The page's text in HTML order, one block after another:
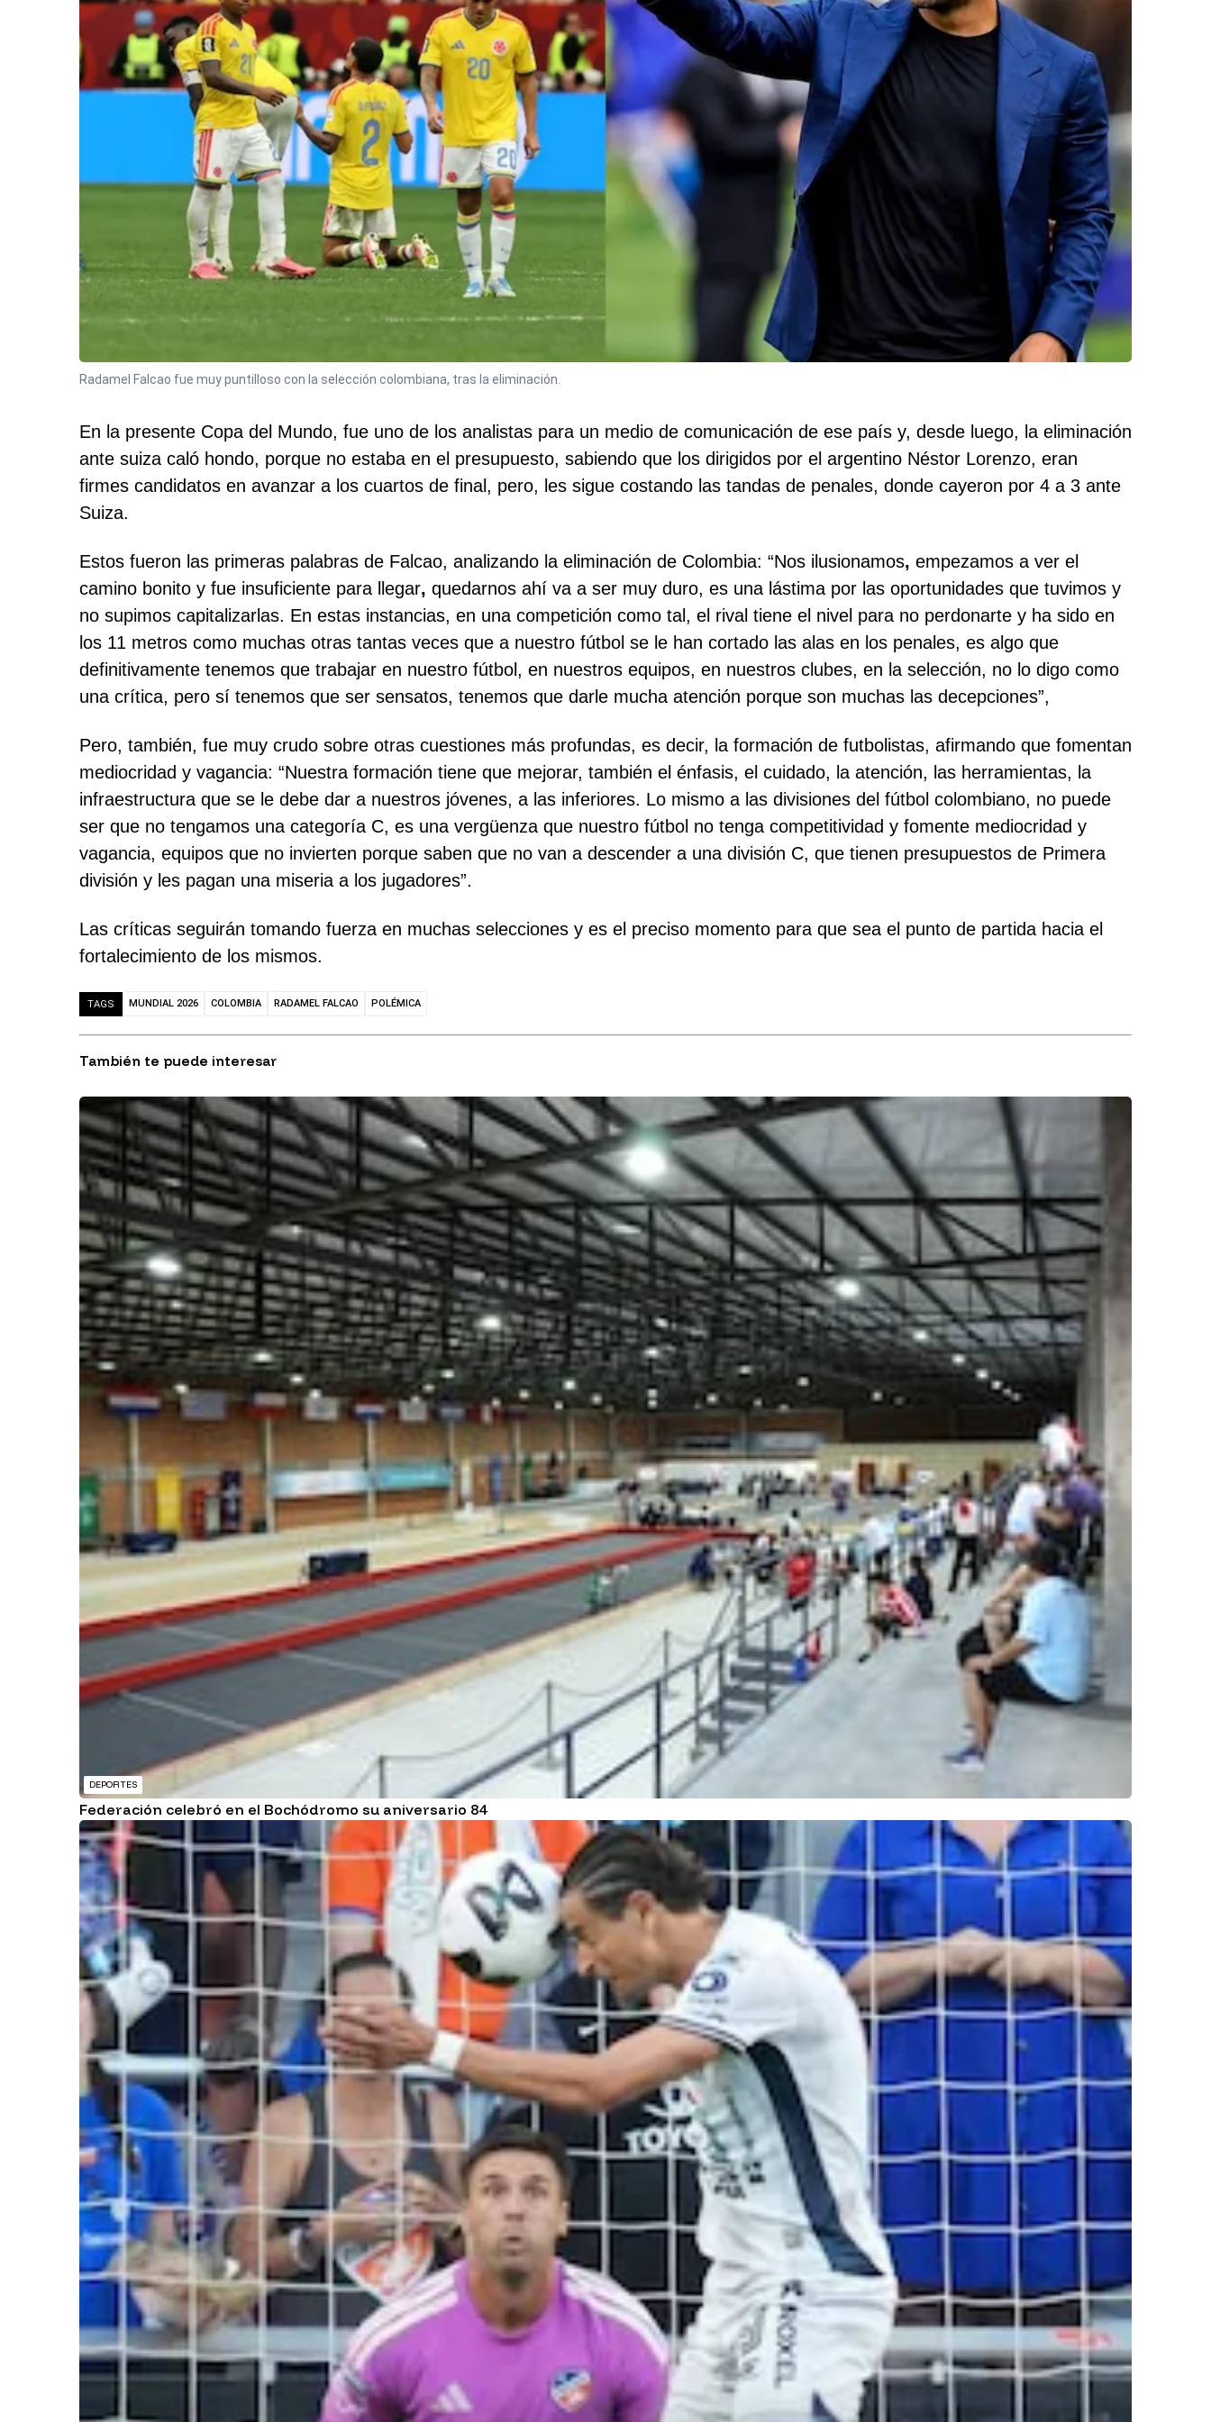
Radamel Falcao fue muy puntilloso con la selección colombiana, tras la eliminación.
En la presente Copa del Mundo, fue uno de los analistas para un medio de comunicación de ese país y, desde luego, la eliminación
ante suiza caló hondo, porque no estaba en el presupuesto, sabiendo que los dirigidos por el argentino Néstor Lorenzo, eran
firmes candidatos en avanzar a los cuartos de final, pero, les sigue costando las tandas de penales, donde cayeron por 4 a 3 ante
Suiza.
Estos fueron las primeras palabras de Falcao, analizando la eliminación de Colombia: “Nos ilusionamos, empezamos a ver el
camino bonito y fue insuficiente para llegar, quedarnos ahí va a ser muy duro, es una lástima por las oportunidades que tuvimos y
no supimos capitalizarlas. En estas instancias, en una competición como tal, el rival tiene el nivel para no perdonarte y ha sido en
los 11 metros como muchas otras tantas veces que a nuestro fútbol se le han cortado las alas en los penales, es algo que
definitivamente tenemos que trabajar en nuestro fútbol, en nuestros equipos, en nuestros clubes, en la selección, no lo digo como
una crítica, pero sí tenemos que ser sensatos, tenemos que darle mucha atención porque son muchas las decepciones”,
Pero, también, fue muy crudo sobre otras cuestiones más profundas, es decir, la formación de futbolistas, afirmando que fomentan
mediocridad y vagancia: “Nuestra formación tiene que mejorar, también el énfasis, el cuidado, la atención, las herramientas, la
infraestructura que se le debe dar a nuestros jóvenes, a las inferiores. Lo mismo a las divisiones del fútbol colombiano, no puede
ser que no tengamos una categoría C, es una vergüenza que nuestro fútbol no tenga competitividad y fomente mediocridad y
vagancia, equipos que no invierten porque saben que no van a descender a una división C, que tienen presupuestos de Primera
división y les pagan una miseria a los jugadores”.
Las críticas seguirán tomando fuerza en muchas selecciones y es el preciso momento para que sea el punto de partida hacia el
fortalecimiento de los mismos.
TAGS MUNDIAL 2026 COLOMBIA RADAMEL FALCAO POLÉMICA
También te puede interesar
DEPORTES
Federación celebró en el Bochódromo su aniversario 84